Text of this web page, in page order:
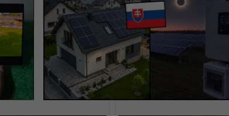
fotovoltiku až o 9,7 GW výkonu. Koľko
stratia Slováci?